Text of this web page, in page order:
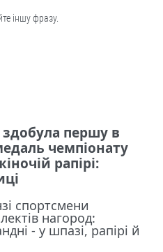
іншу фразу.
здобула першу в
чемпіонату
рапірі:
спортсмени
нагород:
- у шпазі, рапірі й